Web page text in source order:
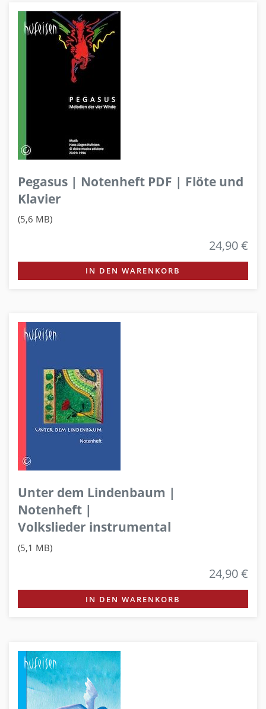
Pegasus | Notenheft PDF | Flöte und
Klavier
(5,6 MB)
24,90 €
IN DEN WARENKORB
Unter dem Lindenbaum |
Notenheft |
Volkslieder instrumental
(5,1 MB)
24,90 €
IN DEN WARENKORB